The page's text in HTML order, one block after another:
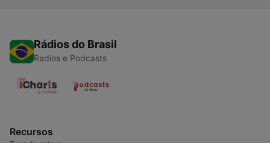
Rádios do Brasil
Radios e Podcasts
Recursos